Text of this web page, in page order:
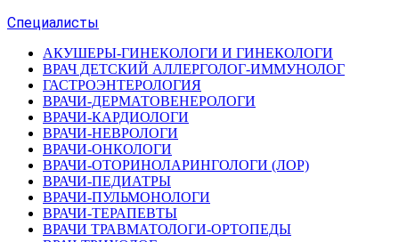
Специалисты
АКУШЕРЫ-ГИНЕКОЛОГИ И ГИНЕКОЛОГИ
ВРАЧ ДЕТСКИЙ АЛЛЕРГОЛОГ-ИММУНОЛОГ
ГАСТРОЭНТЕРОЛОГИЯ
ВРАЧИ-ДЕРМАТОВЕНЕРОЛОГИ
ВРАЧИ-КАРДИОЛОГИ
ВРАЧИ-НЕВРОЛОГИ
ВРАЧИ-ОНКОЛОГИ
ВРАЧИ-ОТОРИНОЛАРИНГОЛОГИ (ЛОР)
ВРАЧИ-ПЕДИАТРЫ
ВРАЧИ-ПУЛЬМОНОЛОГИ
ВРАЧИ-ТЕРАПЕВТЫ
ВРАЧИ ТРАВМАТОЛОГИ-ОРТОПЕДЫ